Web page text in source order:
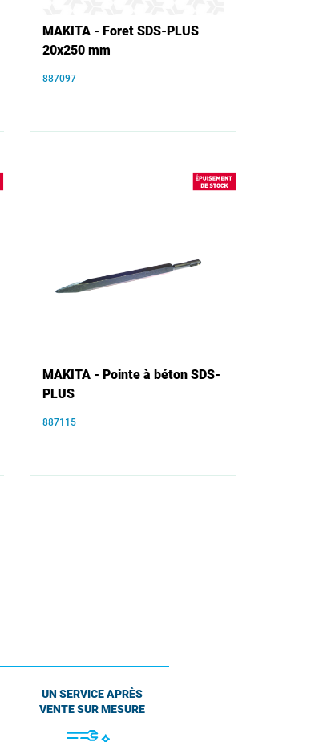
MAKITA - Foret SDS-PLUS
20x250 mm
887097
MAKITA - Pointe à béton SDS-
PLUS
887115
UN SERVICE APRÈS
VENTE SUR MESURE